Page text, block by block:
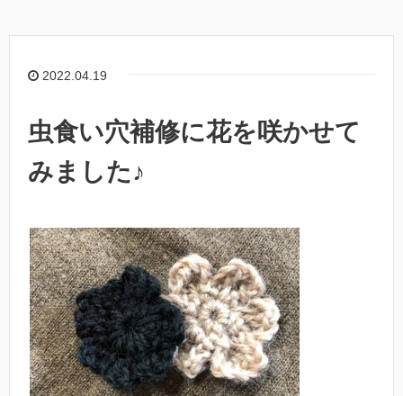
2022.04.19
虫食い穴補修に花を咲かせて
みました♪